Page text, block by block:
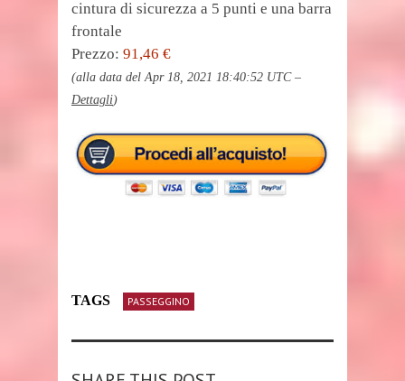
cintura di sicurezza a 5 punti e una barra
frontale
Prezzo: 91,46 €
(alla data del Apr 18, 2021 18:40:52 UTC –
Dettagli)
TAGS PASSEGGINO